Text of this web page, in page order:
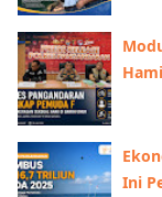
Ini